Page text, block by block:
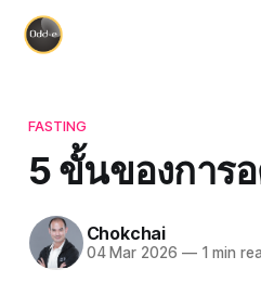
FASTING
5 ขั้นของการ
Chokchai
04 Mar 2026 —1 min